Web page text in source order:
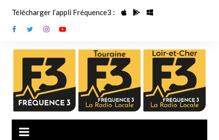
contenu
Télécharger l’appli Fréquence3 :